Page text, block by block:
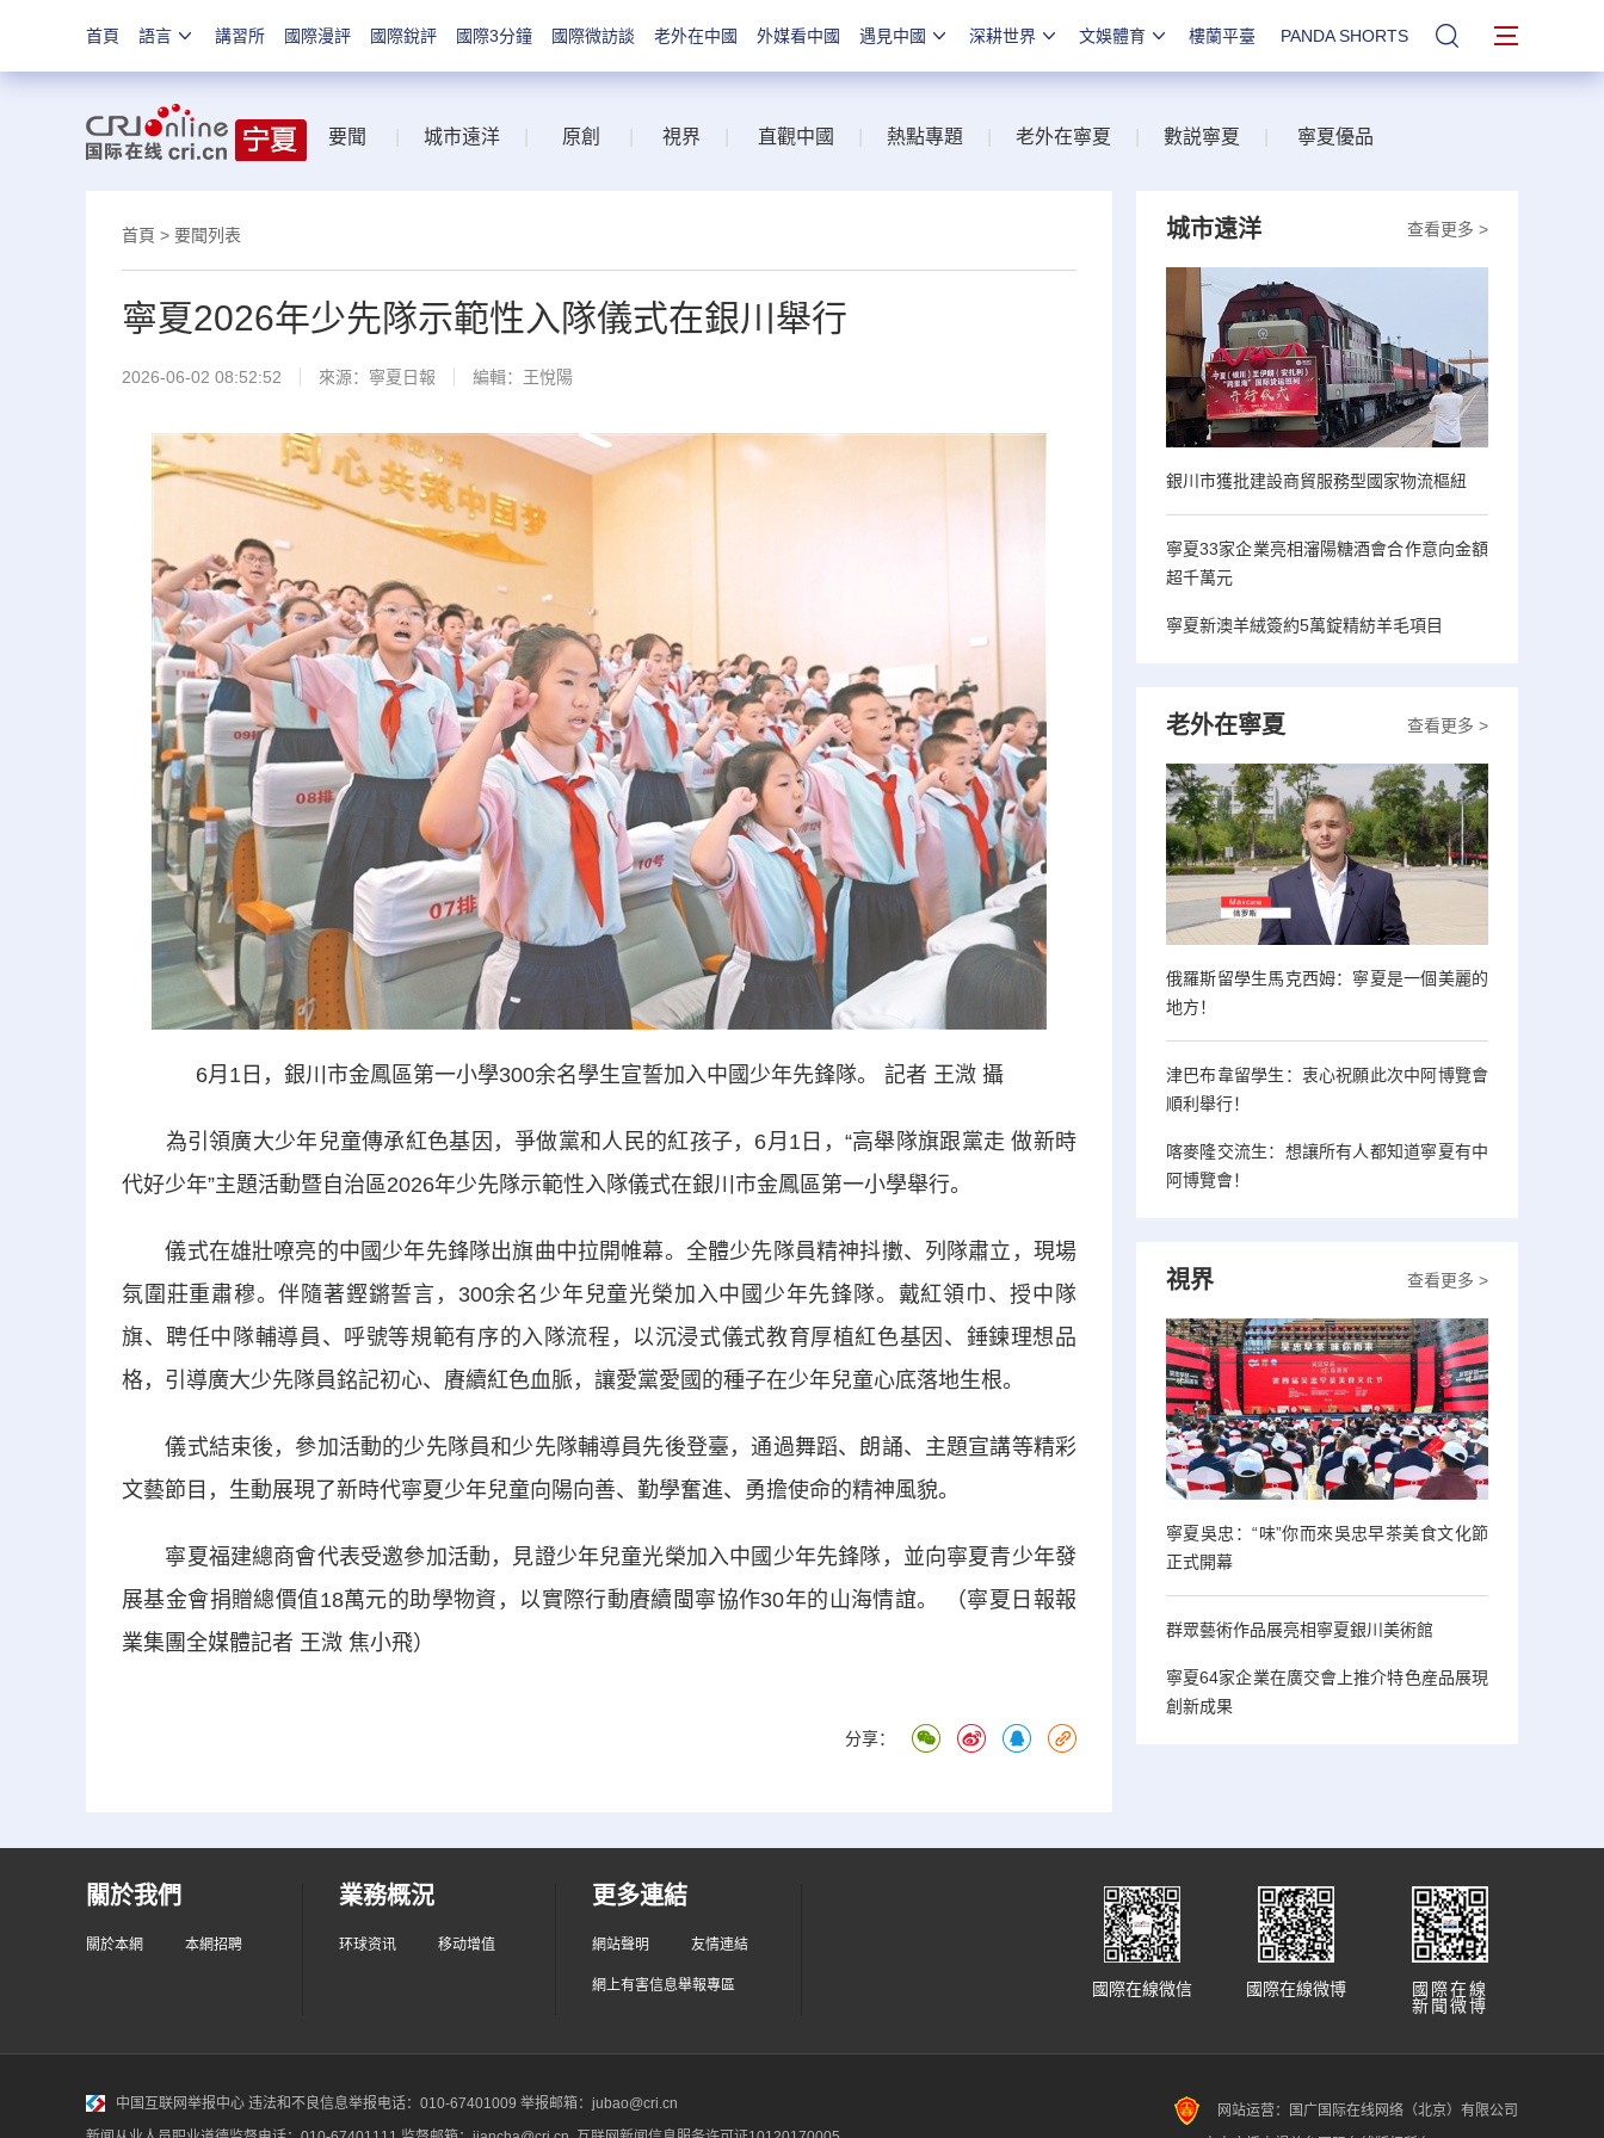
首頁 語言 講習所 國際漫評 國際銳評 國際3分鐘 國際微訪談 老外在中國 外媒看中國 遇見中國 深耕世界 文娛體育 樓蘭平臺 PANDA SHORTS 站內搜索
要聞 城市遠洋 原創 視界 直觀中國 熱點專題 老外在寧夏 數説寧夏 寧夏優品
首頁 > 要聞列表
寧夏2026年少先隊示範性入隊儀式在銀川舉行
2026-06-02 08:52:52 來源： 寧夏日報 編輯：王悅陽
6月1日，銀川市金鳳區第一小學300余名學生宣誓加入中國少年先鋒隊。 記者 王溦 攝
為引領廣大少年兒童傳承紅色基因，爭做黨和人民的紅孩子，6月1日，“高舉隊旗跟黨走 做新時
代好少年”主題活動暨自治區2026年少先隊示範性入隊儀式在銀川市金鳳區第一小學舉行。
儀式在雄壯嘹亮的中國少年先鋒隊出旗曲中拉開帷幕。全體少先隊員精神抖擻、列隊肅立，現場
氛圍莊重肅穆。伴隨著鏗鏘誓言，300余名少年兒童光榮加入中國少年先鋒隊。戴紅領巾、授中隊
旗、聘任中隊輔導員、呼號等規範有序的入隊流程，以沉浸式儀式教育厚植紅色基因、錘鍊理想品
格，引導廣大少先隊員銘記初心、賡續紅色血脈，讓愛黨愛國的種子在少年兒童心底落地生根。
儀式結束後，參加活動的少先隊員和少先隊輔導員先後登臺，通過舞蹈、朗誦、主題宣講等精彩
文藝節目，生動展現了新時代寧夏少年兒童向陽向善、勤學奮進、勇擔使命的精神風貌。
寧夏福建總商會代表受邀參加活動，見證少年兒童光榮加入中國少年先鋒隊，並向寧夏青少年發
展基金會捐贈總價值18萬元的助學物資，以實際行動賡續閩寧協作30年的山海情誼。 （寧夏日報報
業集團全媒體記者 王溦 焦小飛）
分享：
查看更多 >
城市遠洋
銀川市獲批建設商貿服務型國家物流樞紐
寧夏33家企業亮相瀋陽糖酒會合作意向金額
超千萬元
寧夏新澳羊絨簽約5萬錠精紡羊毛項目
查看更多 >
老外在寧夏
俄羅斯留學生馬克西姆：寧夏是一個美麗的
地方！
津巴布韋留學生：衷心祝願此次中阿博覽會
順利舉行！
喀麥隆交流生：想讓所有人都知道寧夏有中
阿博覽會！
查看更多 >
視界
寧夏吳忠：“味”你而來吳忠早茶美食文化節
正式開幕
群眾藝術作品展亮相寧夏銀川美術館
寧夏64家企業在廣交會上推介特色産品展現
創新成果
關於我們
關於本網 本網招聘
業務概況
环球资讯 移动增值
更多連結
網站聲明 友情連結
網上有害信息舉報專區
國際在線
新聞微博
國際在線微博
國際在線微信
中国互联网举报中心 违法和不良信息举报电话：010-67401009 举报邮箱：jubao@cri.cn
网站运营：国广国际在线网络（北京）有限公司